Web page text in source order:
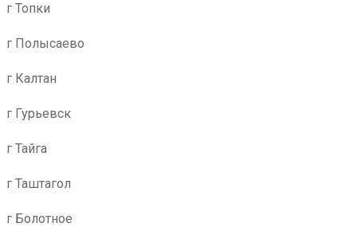
г Топки
г Полысаево
г Калтан
г Гурьевск
г Тайга
г Таштагол
г Болотное